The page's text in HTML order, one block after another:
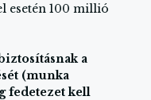
esetén 100 millió
a
(munka
fedetezet kell